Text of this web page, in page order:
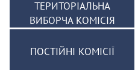
ТЕРИТОРІАЛЬНА
ВИБОРЧА КОМІСІЯ
ПОСТІЙНІ КОМІСІЇ